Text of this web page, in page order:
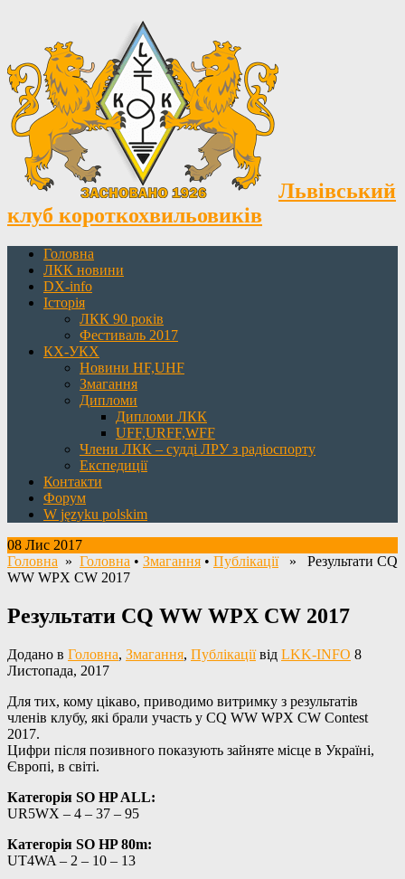
Львівський
клуб короткохвильовиків
Головна
ЛКК новини
DX-info
Історія
ЛКК 90 років
Фестиваль 2017
КХ-УКХ
Новини HF,UHF
Змагання
Дипломи
Дипломи ЛКК
UFF,URFF,WFF
Члени ЛКК – судді ЛРУ з радіоспорту
Експедиції
Контакти
Форум
W języku polskim
08 Лис 2017
Головна » Головна • Змагання • Публікації» Результати CQ
WW WPX CW 2017
Результати CQ WW WPX CW 2017
Додано в Головна, Змагання, Публікаціївід LKK-INFO 8
Листопада, 2017
Для тих, кому цікаво, приводимо витримку з результатів
членів клубу, які брали участь у CQ WW WPX CW Contest
2017.
Цифри після позивного показують зайняте місце в Україні,
Європі, в світі.
Категорія SO HP ALL:
UR5WX – 4 – 37 – 95
Категорія SO HP 80m:
UT4WA – 2 – 10 – 13